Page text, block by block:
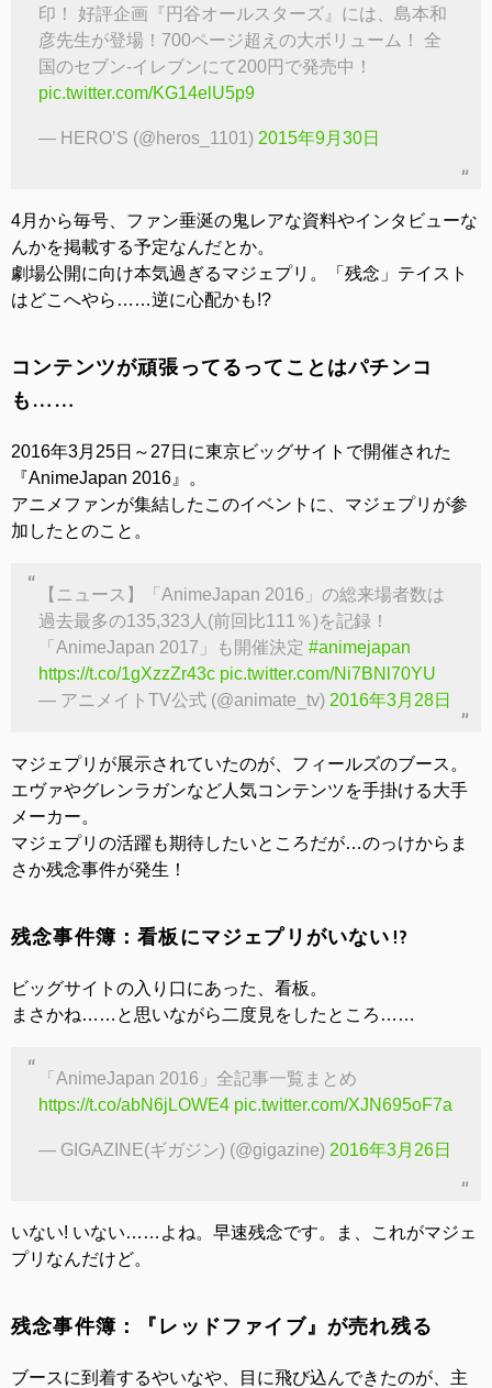
印！ 好評企画『円谷オールスターズ』には、島本和
彦先生が登場！700ページ超えの大ボリューム！ 全
国のセブン-イレブンにて200円で発売中！
pic.twitter.com/KG14elU5p9
— HERO’S (@heros_1101) 2015年9月30日
4月から毎号、ファン垂涎の鬼レアな資料やインタビューな
んかを掲載する予定なんだとか。
劇場公開に向け本気過ぎるマジェプリ。「残念」テイスト
はどこへやら……逆に心配かも!?
コンテンツが頑張ってるってことはパチンコ
も……
2016年3月25日～27日に東京ビッグサイトで開催された
『AnimeJapan 2016』。
アニメファンが集結したこのイベントに、マジェプリが参
加したとのこと。
【ニュース】「AnimeJapan 2016」の総来場者数は
過去最多の135,323人(前回比111％)を記録！
「AnimeJapan 2017」も開催決定 #animejapan
https://t.co/1gXzzZr43c pic.twitter.com/Ni7BNl70YU
— アニメイトTV公式 (@animate_tv) 2016年3月28日
マジェプリが展示されていたのが、フィールズのブース。
エヴァやグレンラガンなど人気コンテンツを手掛ける大手
メーカー。
マジェプリの活躍も期待したいところだが…のっけからま
さか残念事件が発生！
残念事件簿：看板にマジェプリがいない!?
ビッグサイトの入り口にあった、看板。
まさかね……と思いながら二度見をしたところ……
「AnimeJapan 2016」全記事一覧まとめ
https://t.co/abN6jLOWE4 pic.twitter.com/XJN695oF7a
— GIGAZINE(ギガジン) (@gigazine) 2016年3月26日
いない! いない……よね。早速残念です。ま、これがマジェ
プリなんだけど。
残念事件簿：『レッドファイブ』が売れ残る
ブースに到着するやいなや、目に飛び込んできたのが、主